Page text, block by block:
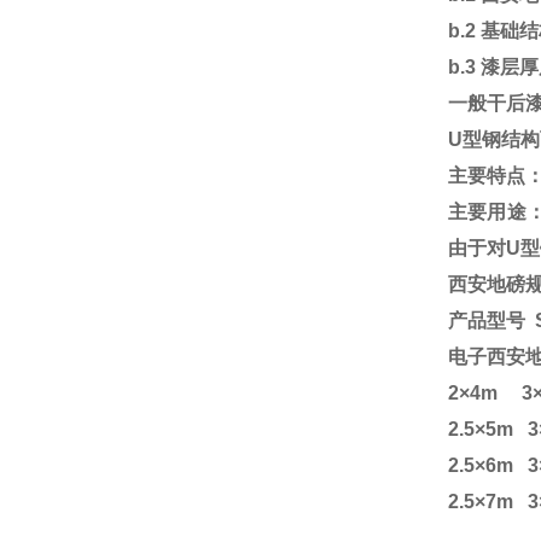
b.2基础
b.3漆层
一般干后
U型钢结
主要特点
主要用途
由于对U
西安地磅
产品型号
电子西
2×4m
2.5×5m
2.5×6m
2.5×7m